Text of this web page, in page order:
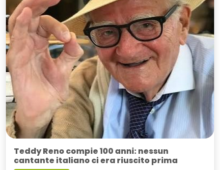
Teddy Reno compie 100 anni: nessun
cantante italiano ci era riuscito prima